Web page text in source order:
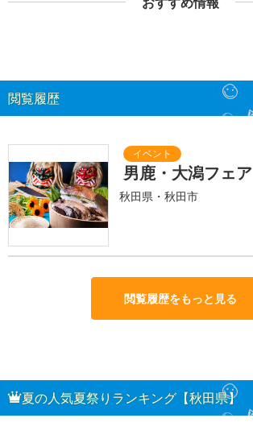
閲覧履歴
男鹿・大潟フェア
秋田県・秋田市
閲覧履歴をもっと見る
夏の人気夏祭りランキング【秋田県】